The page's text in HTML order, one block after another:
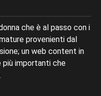
che è al passo con i
provenienti dal
un web content in
importanti che